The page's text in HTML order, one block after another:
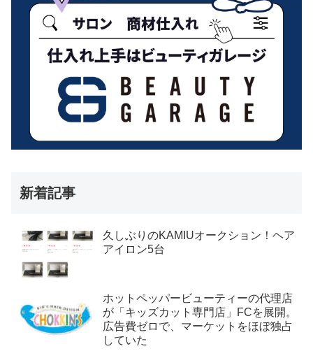
新着記事
久しぶりのKAMIUオークション！ヘア
アイロン5台
ホットペッパービューティーの代理店
が「キッズカット専門店」FCを展開。
広告費ゼロで、マーケットをほぼ独占
していた